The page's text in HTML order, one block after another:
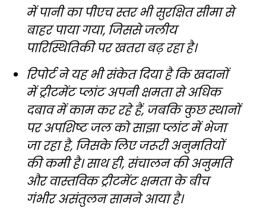
में पानी का पीएच स्तर भी सुरक्षित सीमा से
बाहर पाया गया, जिससे जलीय
पारिस्थितिकी पर खतरा बढ़ रहा है।
रिपोर्ट ने यह भी संकेत दिया है कि खदानों
में ट्रीटमेंट प्लांट अपनी क्षमता से अधिक
दबाव में काम कर रहे हैं, जबकि कुछ स्थानों
पर अपशिष्ट जल को साझा प्लांट में भेजा
जा रहा है, जिसके लिए जरूरी अनुमतियों
की कमी है। साथ ही, संचालन की अनुमति
और वास्तविक ट्रीटमेंट क्षमता के बीच
गंभीर असंतुलन सामने आया है।